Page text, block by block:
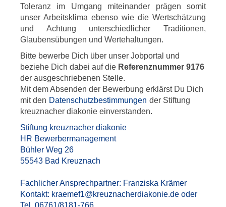
Toleranz im Umgang miteinander prägen somit
unser Arbeitsklima ebenso wie die Wertschätzung
und Achtung unterschiedlicher Traditionen,
Glaubensübungen und Wertehaltungen.
Bitte bewerbe Dich über unser Jobportal und
beziehe Dich dabei auf die Referenznummer 9176
der ausgeschriebenen Stelle.
Mit dem Absenden der Bewerbung erklärst Du Dich
mit den Datenschutzbestimmungen der Stiftung
kreuznacher diakonie einverstanden.
Stiftung kreuznacher diakonie
HR Bewerbermanagement
Bühler Weg 26
55543 Bad Kreuznach
Fachlicher Ansprechpartner: Franziska Krämer
Kontakt: kraemef1@kreuznacherdiakonie.de oder
Tel. 06761/8181-766